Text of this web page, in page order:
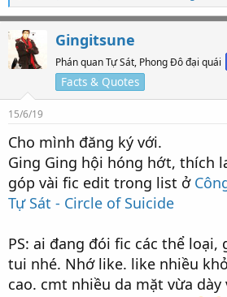
ố
l
ư
ợ
t
t
í
c
:
Gingitsune
Phán quan Tự Sát, Phong Đô đại quái
Facts & Quotes
15/6/19
Cho mình đăng ký với.
Ging Ging hội hóng hớt, thích
góp vài fic edit trong list ở
Tự Sát - Circle of Suicide
PS: ai đang đói fic các thể
tui nhé. Nhớ like. like nhiều
cao. cmt nhiều da mặt vừa dày